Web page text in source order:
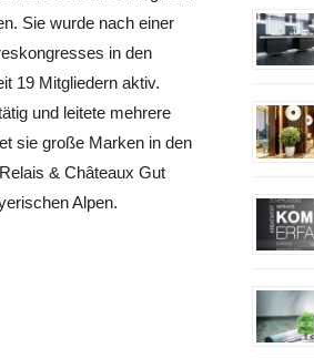
Sie wurde nach einer
in den
19 Mitgliedern aktiv.
und leitete mehrere
sie große Marken in den
& Châteaux Gut
Alpen.